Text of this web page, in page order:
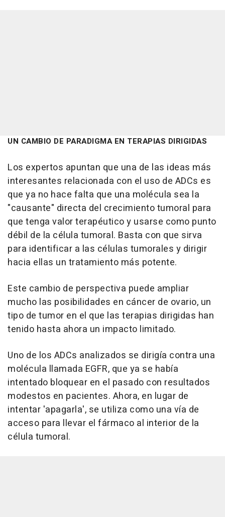
UN CAMBIO DE PARADIGMA EN TERAPIAS DIRIGIDAS
Los expertos apuntan que una de las ideas más
interesantes relacionada con el uso de ADCs es
que ya no hace falta que una molécula sea la
"causante" directa del crecimiento tumoral para
que tenga valor terapéutico y usarse como punto
débil de la célula tumoral. Basta con que sirva
para identificar a las células tumorales y dirigir
hacia ellas un tratamiento más potente.
Este cambio de perspectiva puede ampliar
mucho las posibilidades en cáncer de ovario, un
tipo de tumor en el que las terapias dirigidas han
tenido hasta ahora un impacto limitado.
Uno de los ADCs analizados se dirigía contra una
molécula llamada EGFR, que ya se había
intentado bloquear en el pasado con resultados
modestos en pacientes. Ahora, en lugar de
intentar 'apagarla', se utiliza como una vía de
acceso para llevar el fármaco al interior de la
célula tumoral.